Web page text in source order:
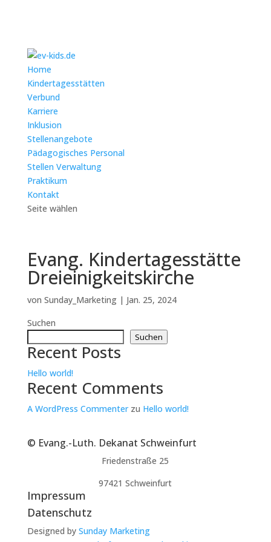
Home
Kindertagesstätten
Verbund
Karriere
Inklusion
Stellenangebote
Pädagogisches Personal
Stellen Verwaltung
Praktikum
Kontakt
Seite wählen
Evang. Kindertagesstätte
Dreieinigkeitskirche
von Sunday_Marketing| Jan. 25, 2024
Suchen
Suchen
Recent Posts
Hello world!
Recent Comments
A WordPress Commenterzu Hello world!
© Evang.-Luth. Dekanat Schweinfurt
Friedenstraße 25
97421 Schweinfurt
Impressum
Datenschutz
Designed by Sunday Marketing